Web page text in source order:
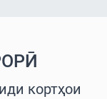
кортҳои